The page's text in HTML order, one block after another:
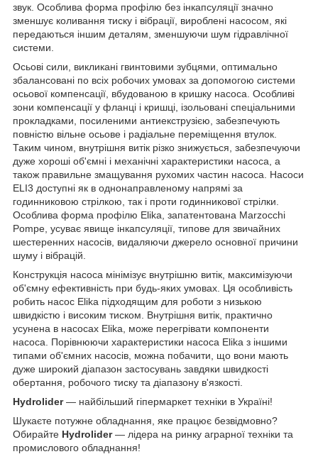
звук. Особлива форма профілю без інкапсуляції значно
зменшує коливання тиску і вібрації, вироблені насосом, які
передаються іншим деталям, зменшуючи шум гідравлічної
системи.
Осьові сили, викликані гвинтовими зубцями, оптимально
збалансовані по всіх робочих умовах за допомогою системи
осьової компенсації, вбудованою в кришку насоса. Особливі
зони компенсації у фланці і кришці, ізольовані спеціальними
прокладками, посиленими антиекструзією, забезпечують
повністю вільне осьове і радіальне переміщення втулок.
Таким чином, внутрішня витік різко знижується, забезпечуючи
дуже хороші об'ємні і механічні характеристики насоса, а
також правильне змащування рухомих частин насоса. Насоси
ELI3 доступні як в однонаправленому напрямі за
годинниковою стрілкою, так і проти годинникової стрілки.
Особлива форма профілю Elika, запатентована Marzocchi
Pompe, усуває явище інкапсуляції, типове для звичайних
шестеренних насосів, видаляючи джерело основної причини
шуму і вібрацій.
Конструкція насоса мінімізує внутрішню витік, максимізуючи
об'ємну ефективність при будь-яких умовах. Ця особливість
робить насос Elika підходящим для роботи з низькою
швидкістю і високим тиском. Внутрішня витік, практично
усунена в насосах Elika, може перегрівати компоненти
насоса. Порівнюючи характеристики насоса Elika з іншими
типами об'ємних насосів, можна побачити, що вони мають
дуже широкий діапазон застосувань завдяки швидкості
обертання, робочого тиску та діапазону в'язкості.
Hydrolider— найбільший гіпермаркет техніки в Україні!
Шукаєте потужне обладнання, яке працює безвідмовно?
Обирайте Hydrolider— лідера на ринку аграрної техніки та
промислового обладнання!